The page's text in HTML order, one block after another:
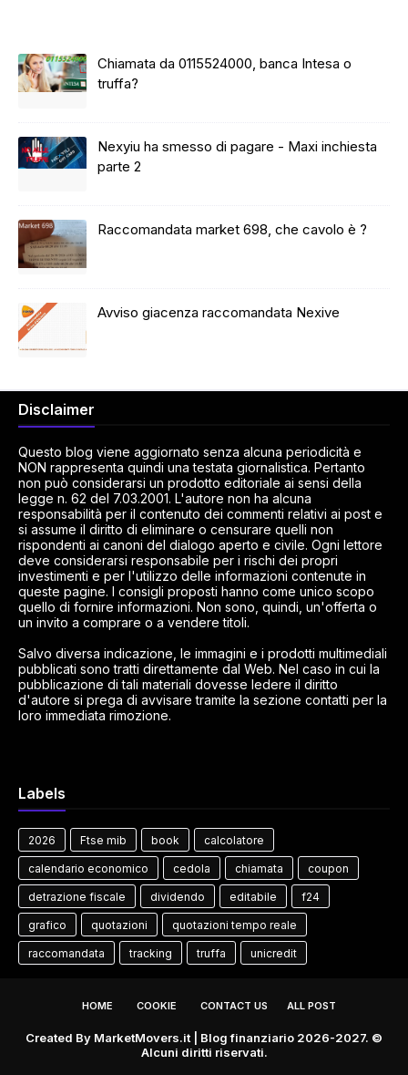
Chiamata da 0115524000, banca Intesa o
truffa?
Nexyiu ha smesso di pagare - Maxi inchiesta
parte 2
Raccomandata market 698, che cavolo è ?
Avviso giacenza raccomandata Nexive
Disclaimer
Questo blog viene aggiornato senza alcuna periodicità e
NON rappresenta quindi una testata giornalistica. Pertanto
non può considerarsi un prodotto editoriale ai sensi della
legge n. 62 del 7.03.2001. L'autore non ha alcuna
responsabilità per il contenuto dei commenti relativi ai post e
si assume il diritto di eliminare o censurare quelli non
rispondenti ai canoni del dialogo aperto e civile. Ogni lettore
deve considerarsi responsabile per i rischi dei propri
investimenti e per l'utilizzo delle informazioni contenute in
queste pagine. I consigli proposti hanno come unico scopo
quello di fornire informazioni. Non sono, quindi, un'offerta o
un invito a comprare o a vendere titoli.
Salvo diversa indicazione, le immagini e i prodotti multimediali
pubblicati sono tratti direttamente dal Web. Nel caso in cui la
pubblicazione di tali materiali dovesse ledere il diritto
d'autore si prega di avvisare tramite la sezione contatti per la
loro immediata rimozione.
Labels
2026 Ftse mib book calcolatore
calendario economico cedola chiamata coupon
detrazione fiscale dividendo editabile f24
grafico quotazioni quotazioni tempo reale
raccomandata tracking truffa unicredit
HOME COOKIE CONTACT US ALL POST
Created By MarketMovers.it | Blog finanziario 2026-2027. ©
Alcuni diritti riservati.